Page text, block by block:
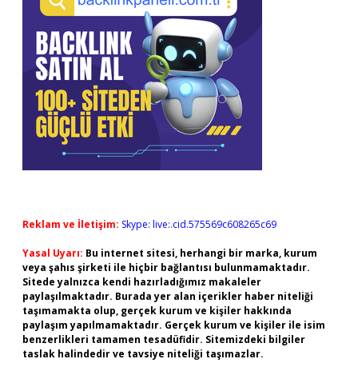
Reklam ve İletişim: Skype: live:.cid.575569c608265c69
Yasal Uyarı: Bu internet sitesi, herhangi bir marka, kurum
veya şahıs şirketi ile hiçbir bağlantısı bulunmamaktadır.
Sitede yalnızca kendi hazırladığımız makaleler
paylaşılmaktadır. Burada yer alan içerikler haber niteliği
taşımamakta olup, gerçek kurum ve kişiler hakkında
paylaşım yapılmamaktadır. Gerçek kurum ve kişiler ile isim
benzerlikleri tamamen tesadüfidir. Sitemizdeki bilgiler
taslak halindedir ve tavsiye niteliği taşımazlar.